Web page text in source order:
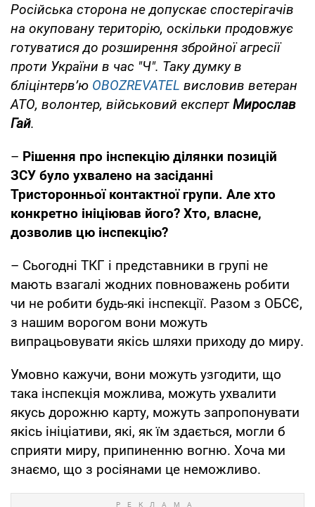
Російська сторона не допускає спостерігачів
на окуповану територію, оскільки продовжує
готуватися до розширення збройної агресії
проти України в час "Ч". Таку думку в
бліцінтерв’ю OBOZREVATEL висловив ветеран
АТО, волонтер, військовий експертМирослав
Гай.
– Рішення про інспекцію ділянки позицій
ЗСУ було ухвалено на засіданні
Тристоронньої контактної групи. Але хто
конкретно ініціював його? Хто, власне,
дозволив цю інспекцію?
– Сьогодні ТКГ і представники в групі не
мають взагалі жодних повноважень робити
чи не робити будь-які інспекції. Разом з ОБСЄ,
з нашим ворогом вони можуть
випрацьовувати якісь шляхи приходу до миру.
Умовно кажучи, вони можуть узгодити, що
така інспекція можлива, можуть ухвалити
якусь дорожню карту, можуть запропонувати
якісь ініціативи, які, як їм здається, могли б
сприяти миру, припиненню вогню. Хоча ми
знаємо, що з росіянами це неможливо.